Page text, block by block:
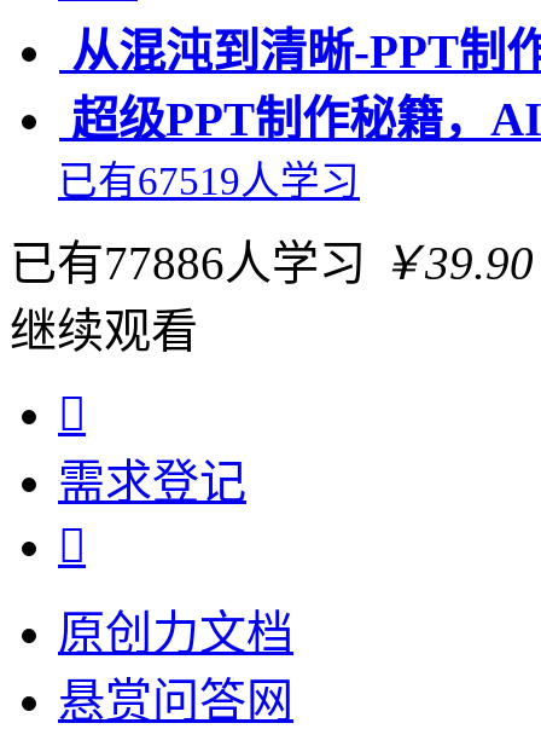
从混沌到清晰-PPT制
超级PPT制作秘籍，
已有67519人学习
已有77886人学习 ￥39.90
继续观看

需求登记

原创力文档
悬赏问答网